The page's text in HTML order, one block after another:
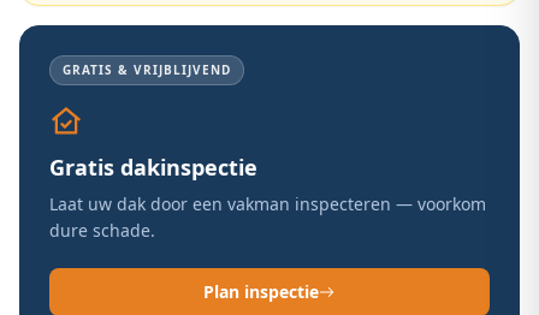
GRATIS & VRIJBLIJVEND
Gratis dakinspectie
Laat uw dak door een vakman inspecteren — voorkom
dure schade.
Plan inspectie